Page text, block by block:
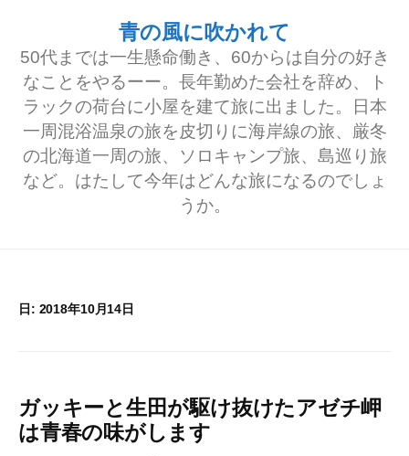
青の風に吹かれて
50代までは一生懸命働き、60からは自分の好き
なことをやるーー。長年勤めた会社を辞め、ト
ラックの荷台に小屋を建て旅に出ました。日本
一周混浴温泉の旅を皮切りに海岸線の旅、厳冬
の北海道一周の旅、ソロキャンプ旅、島巡り旅
など。はたして今年はどんな旅になるのでしょ
うか。
日: 2018年10月14日
ガッキーと生田が駆け抜けたアゼチ岬
は青春の味がします